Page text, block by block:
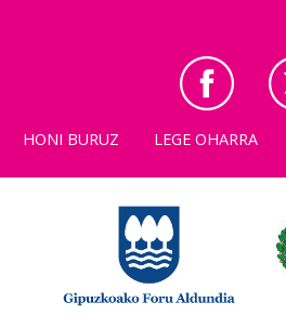
HONI BURUZ LEGE OHARRA